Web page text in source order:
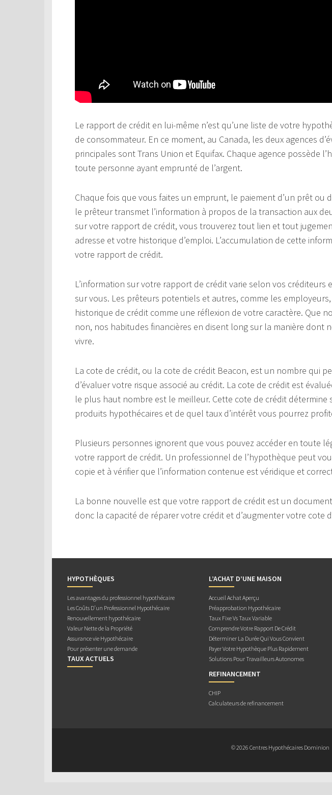
Le rapport de crédit en lui-même n’est qu’une liste de votre
de consommateur. En ce moment, au Canada, les deux agences
principales sont Trans Union et Equifax. Chaque agence possède
toute personne ayant emprunté de l’argent.
Chaque fois que vous faites un emprunt, le paiement d’un prêt ou
le prêteur transmet l’information à propos de la transaction aux
sur votre rapport de crédit, vous trouverez tout lien et tout
adresse et votre historique d’emploi. L’accumulation de cette
votre rapport de crédit.
L’information sur votre rapport de crédit varie selon vos créditeurs
sur vous. Les prêteurs potentiels et autres, comme les
historique de crédit comme une réflexion de votre caractère. Que
non, nos habitudes financières en disent long sur la manière dont
vivre.
La cote de crédit, ou la cote de crédit Beacon, est un nombre qui
d’évaluer votre risque associé au crédit. La cote de crédit est
le plus haut nombre est le meilleur. Cette cote de crédit détermine
produits hypothécaires et de quel taux d’intérêt vous pourrez
Plusieurs personnes ignorent que vous pouvez accéder en toute
votre rapport de crédit. Un professionnel de l’hypothèque peut
copie et à vérifier que l’information contenue est véridique et
La bonne nouvelle est que votre rapport de crédit est un
donc la capacité de réparer votre crédit et d’augmenter votre cote
HYPOTHÈQUES
Les avantages du professionnel hypothécaire
Les Coûts D’un Professionnel Hypothécaire
Renouvellement hypothécaire
Valeur Nette de la Propriété
Assurance vie Hypothécaire
Pour présenter une demande
TAUX ACTUELS
L’ACHAT D’UNE MAISON
Accueil Achat Aperçu
Préapprobation Hypothécaire
Taux Fixe Vs Taux Variable
Comprendre Votre Rapport De Crédit
Déterminer La Durée Qui Vous Convient
Payer Votre Hypothèque Plus Rapidement
Solutions Pour Travailleurs Autonomes
REFINANCEMENT
CHIP
Calculateurs de refinancement
© 2026 Centres Hypothécaires Dominion